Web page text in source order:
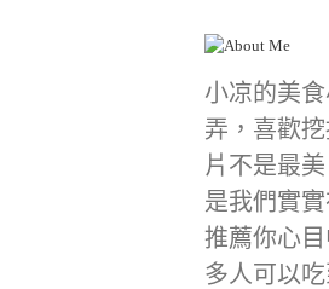
小凉的美
弄，喜歡
片不是最
是我們實
推薦你心
多人可以